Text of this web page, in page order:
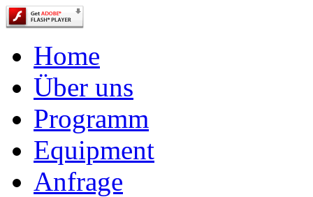
Home
Über uns
Programm
Equipment
Anfrage